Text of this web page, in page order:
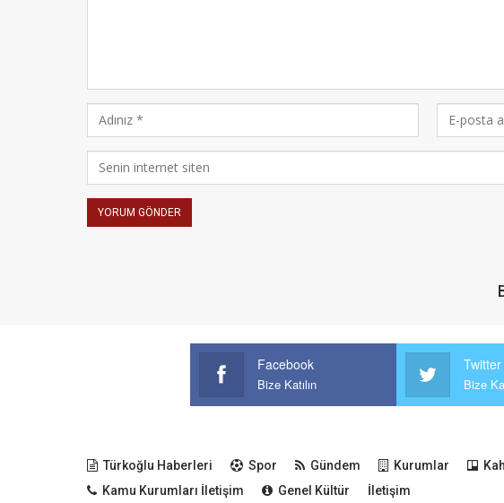
Facebook
Bize Katılın
Twitter
Bize
Türkoğlu Haberleri Spor Gündem Kurumlar
Kamu Kurumları İletişim
Genel Kültür İletişim